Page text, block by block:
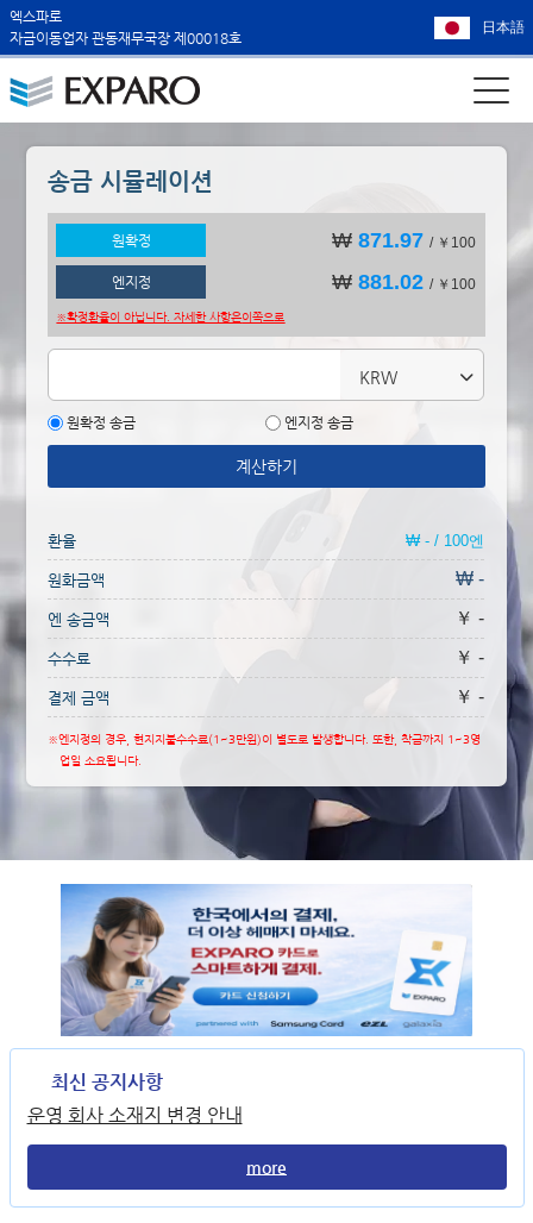
엑스파로
자금이동업자 관동재무국장 제00018호
日本語
송금 시뮬레이션
원확정 ₩871.97 / ￥100
엔지정 ₩881.02 / ￥100
※확정환율이 아닙니다. 자세한 사항은이쪽으로
KRW
원확정 송금 엔지정 송금
계산하기
환율 ₩ - / 100엔
원화금액 ₩ -
엔 송금액 ￥ -
수수료 ￥ -
결제 금액 ￥ -
※엔지정의 경우, 현지지불수수료(1~3만원)이 별도로 발생합니다. 또한, 착금까지 1~3영
업일 소요됩니다.
최신 공지사항
운영 회사 소재지 변경 안내
more